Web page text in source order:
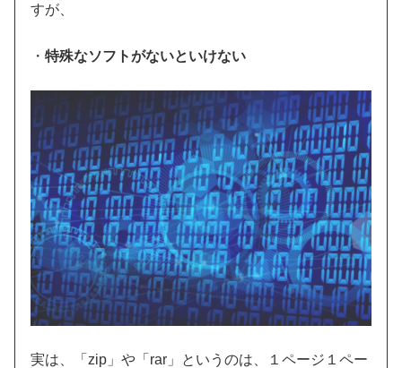
すが、
・特殊なソフトがないといけない
実は、「zip」や「rar」というのは、１ページ１ペー